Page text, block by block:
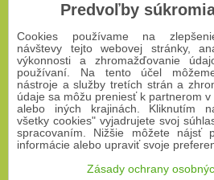
2009-2026 © Bomba s.r.o.
Táto stránka je chránená programom
Google. PlatiaPravidlá ochrany osobných
Predvoľby súkromia Zásady
Predvoľby
Cookies používame na
návštevy tejto webovej stránky,
výkonnosti a zhromažďovanie
používaní. Na tento účel
nástroje a služby tretích strán a
údaje sa môžu preniesť k partnerom v
alebo iných krajinách. Kliknutím
všetky cookies" vyjadrujete svoj
spracovaním. Nižšie môžete nájsť
informácie alebo upraviť svoje
Zásady ochrany